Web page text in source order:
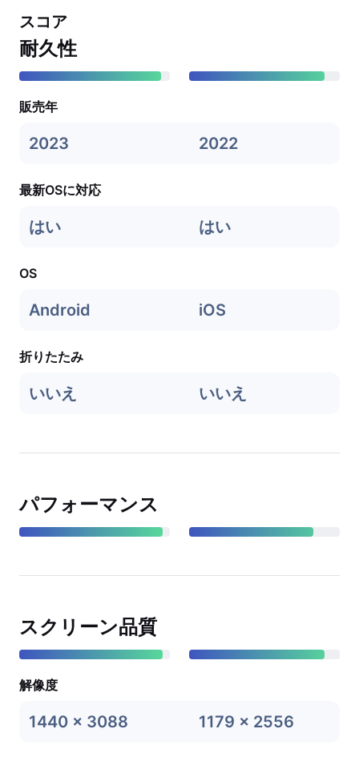
スコア
耐久性
販売年
2023 2022
最新OSに対応
はい はい
OS
Android iOS
折りたたみ
いいえ いいえ
パフォーマンス
スクリーン品質
解像度
1440 x 3088 1179 x 2556